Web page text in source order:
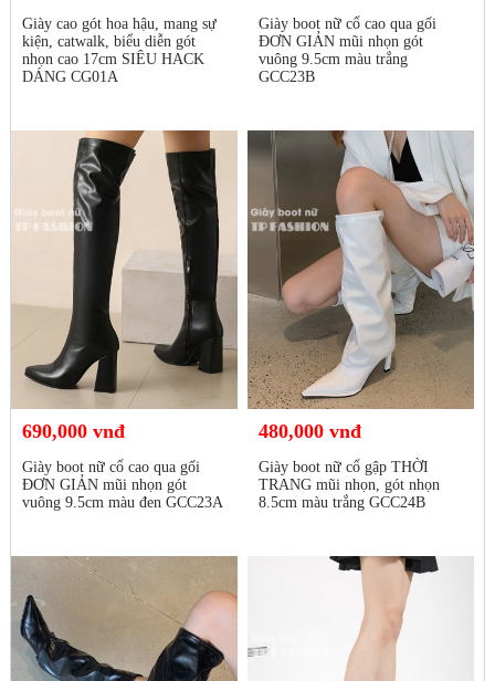
Giày cao gót hoa hậu, mang sự
kiện, catwalk, biểu diễn gót
nhọn cao 17cm SIÊU HACK
DÁNG CG01A
Giày boot nữ cổ cao qua gối
ĐƠN GIẢN mũi nhọn gót
vuông 9.5cm màu trắng
GCC23B
690,000 vnđ
Giày boot nữ cổ cao qua gối
ĐƠN GIẢN mũi nhọn gót
vuông 9.5cm màu đen GCC23A
480,000 vnđ
Giày boot nữ cổ gập THỜI
TRANG mũi nhọn, gót nhọn
8.5cm màu trắng GCC24B